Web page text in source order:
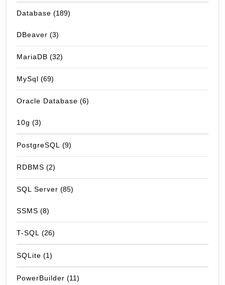
Database (189)
DBeaver (3)
MariaDB (32)
MySql (69)
Oracle Database (6)
10g (3)
PostgreSQL (9)
RDBMS (2)
SQL Server (85)
SSMS (8)
T-SQL (26)
SQLite (1)
PowerBuilder (11)